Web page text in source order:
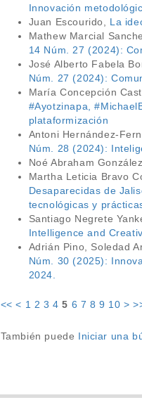
Innovación
Juan Escourido, La
Mathew Marcial
14 Núm. 27 (2024):
José Alberto Fabela
Núm. 27 (2024):
María Concepción
#Ayotzinapa,
plataformización
Antoni Hernández-
Núm. 28 (2024):
Noé Abraham
Martha Leticia Bravo
Desaparecidas de
tecnológicas y
Santiago Negrete
Intelligence and
Adrián Pino, Soledad
Núm. 30 (2025):
2024.
<< < 1 2 3 4 5 6 7 8 9 10 >
También puede Iniciar una